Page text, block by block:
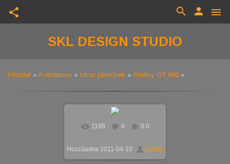
share menu
person
search
SKL DESIGN STUDIO
Főoldal » Fotóalbum » Utcai járművek » Shelby GT 500 »
1188 0 0.0
Hozzáadva 2011-04-10 Szikla